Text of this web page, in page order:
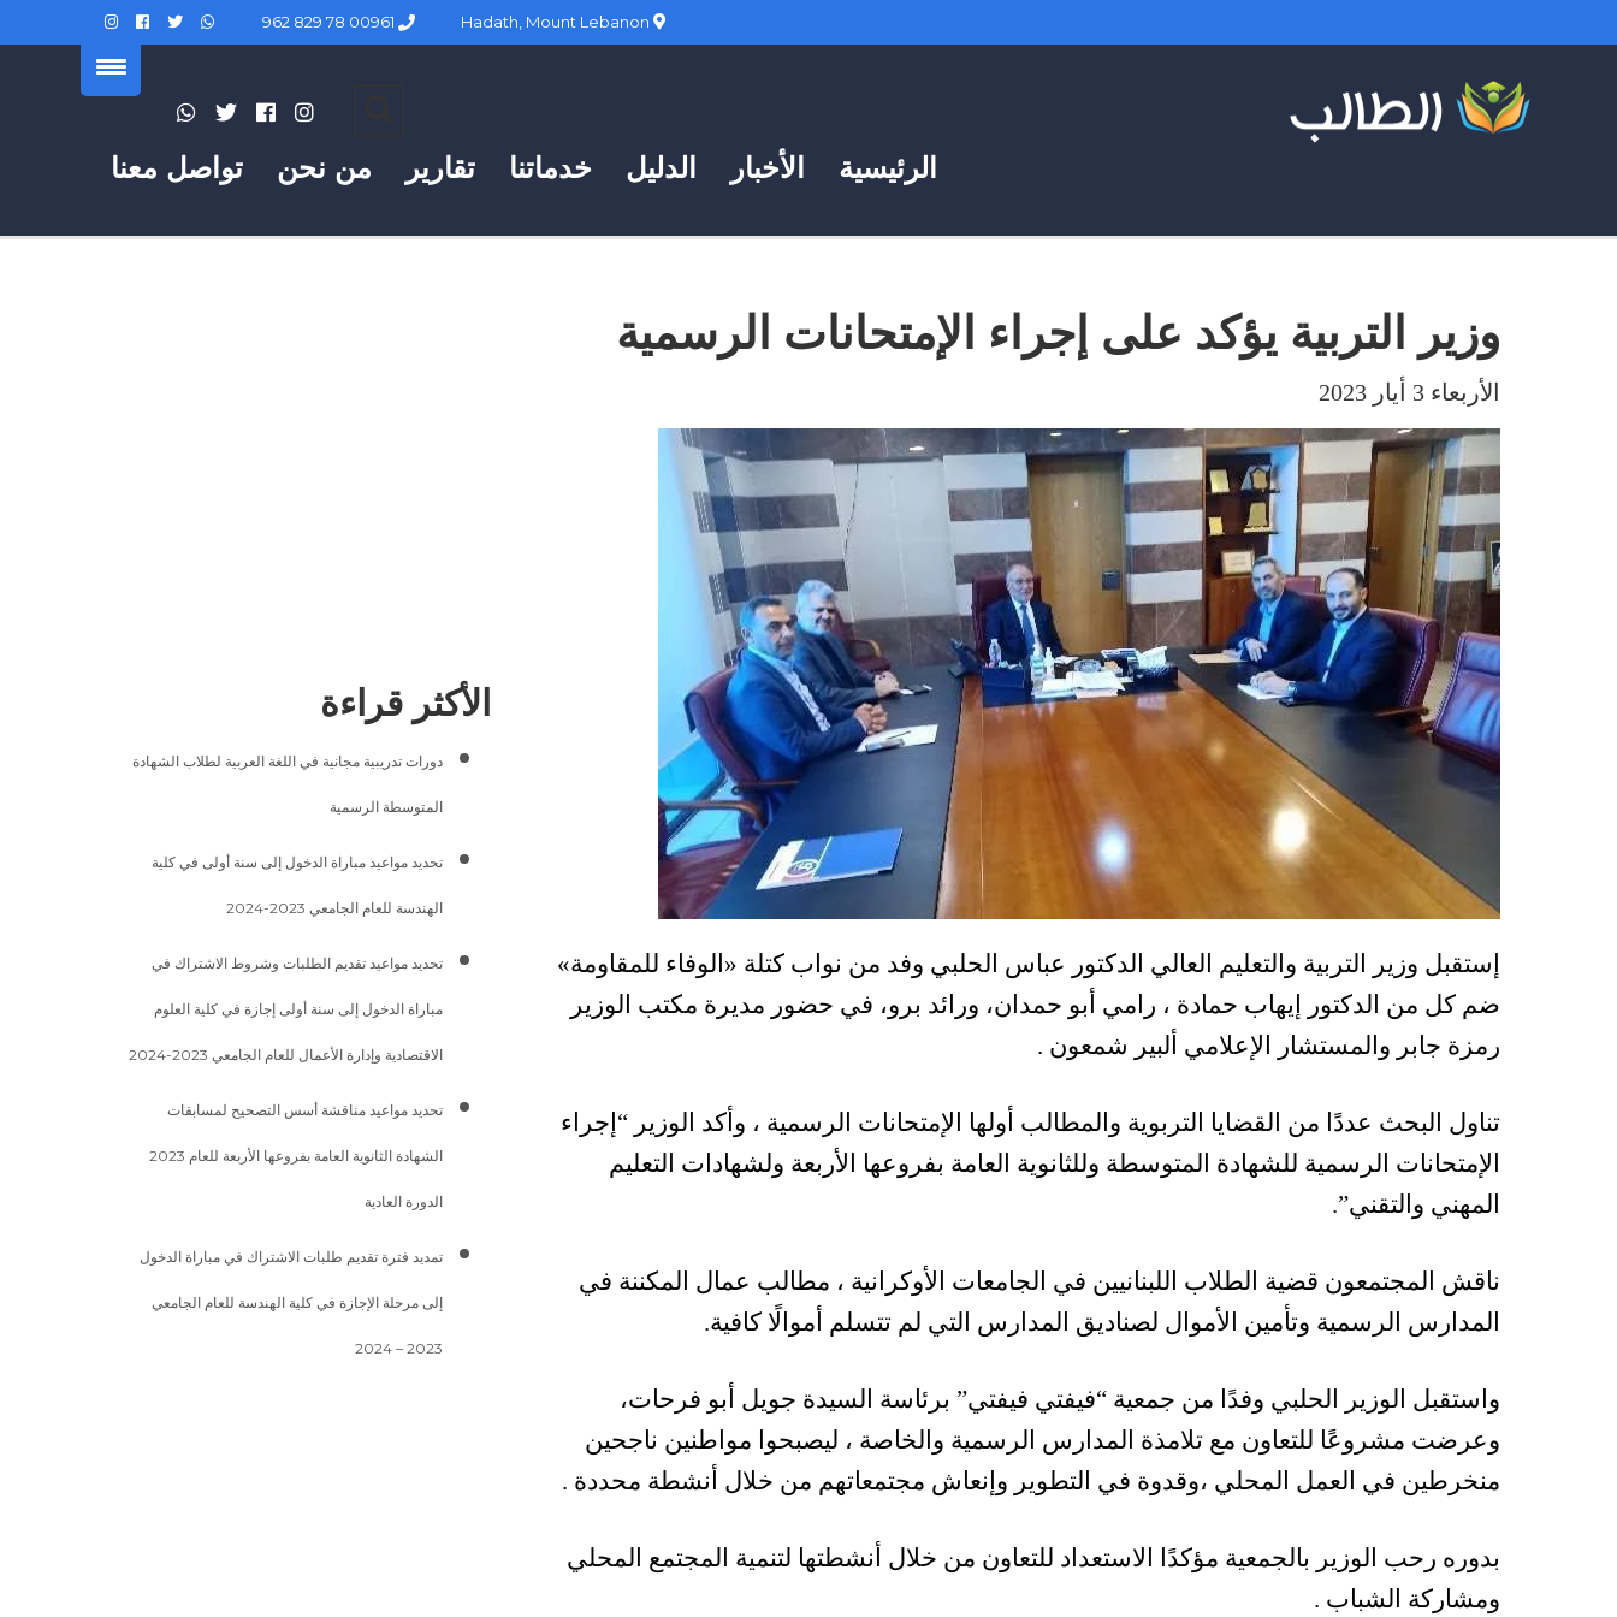
تواصل معنا من نحن تقارير خدماتنا الدليل الأخبار الرئيسية
وزير التربية يؤكد على إجراء الإمتحانات الرسمية
الأربعاء 3 أيار 2023
إستقبل وزير التربية والتعليم العالي الدكتور عباس الحلبي وفد من نواب كتلة «الوفاء للمقاومة»
ضم كل من الدكتور إيهاب حمادة ، رامي أبو حمدان، ورائد برو، في حضور مديرة مكتب الوزير
رمزة جابر والمستشار الإعلامي ألبير شمعون .
تناول البحث عددًا من القضايا التربوية والمطالب أولها الإمتحانات الرسمية ، وأكد الوزير “إجراء
الإمتحانات الرسمية للشهادة المتوسطة وللثانوية العامة بفروعها الأربعة ولشهادات التعليم
المهني والتقني”.
ناقش المجتمعون قضية الطلاب اللبنانيين في الجامعات الأوكرانية ، مطالب عمال المكننة في
المدارس الرسمية وتأمين الأموال لصناديق المدارس التي لم تتسلم أموالًا كافية.
واستقبل الوزير الحلبي وفدًا من جمعية “فيفتي فيفتي” برئاسة السيدة جويل أبو فرحات،
وعرضت مشروعًا للتعاون مع تلامذة المدارس الرسمية والخاصة ، ليصبحوا مواطنين ناجحين
منخرطين في العمل المحلي ،وقدوة في التطوير وإنعاش مجتمعاتهم من خلال أنشطة محددة .
بدوره رحب الوزير بالجمعية مؤكدًا الاستعداد للتعاون من خلال أنشطتها لتنمية المجتمع المحلي
ومشاركة الشباب .
الأكثر قراءة
دورات تدريبية مجانية في اللغة العربية لطلاب الشهادة
المتوسطة الرسمية
تحديد مواعيد مباراة الدخول إلى سنة أولى في كلية
الهندسة للعام الجامعي 2023-2024
تحديد مواعيد تقديم الطلبات وشروط الاشتراك في
مباراة الدخول إلى سنة أولى إجازة في كلية العلوم
الاقتصادية وإدارة الأعمال للعام الجامعي 2023-2024
تحديد مواعيد مناقشة أسس التصحيح لمسابقات
الشهادة الثانوية العامة بفروعها الأربعة للعام 2023
الدورة العادية
تمديد فترة تقديم طلبات الاشتراك في مباراة الدخول
إلى مرحلة الإجازة في كلية الهندسة للعام الجامعي
2023 – 2024